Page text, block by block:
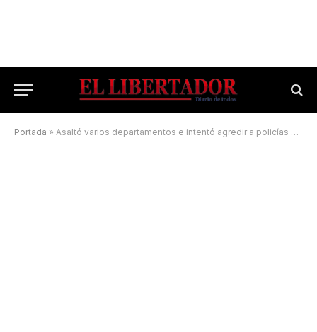
Portada » Asaltó varios departamentos e intentó agredir a policías con un arma blanca